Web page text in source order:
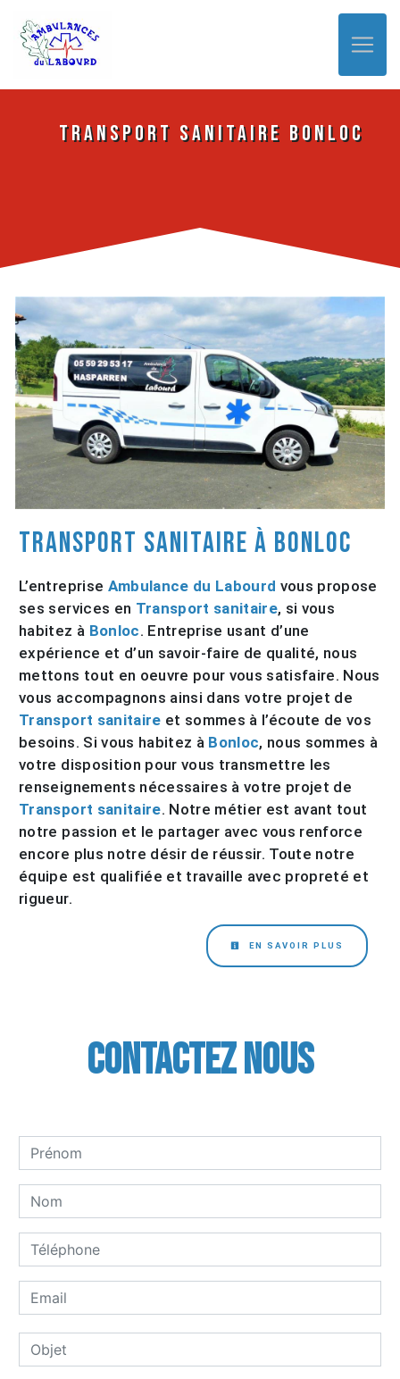
Transport sanitaire Bonloc
Transport sanitaire à Bonloc
L’entreprise Ambulance du Labourd vous propose
ses services en Transport sanitaire, si vous
habitez à Bonloc. Entreprise usant d’une
expérience et d’un savoir-faire de qualité, nous
mettons tout en oeuvre pour vous satisfaire. Nous
vous accompagnons ainsi dans votre projet de
Transport sanitaire et sommes à l’écoute de vos
besoins. Si vous habitez à Bonloc, nous sommes à
votre disposition pour vous transmettre les
renseignements nécessaires à votre projet de
Transport sanitaire. Notre métier est avant tout
notre passion et le partager avec vous renforce
encore plus notre désir de réussir. Toute notre
équipe est qualifiée et travaille avec propreté et
rigueur.
EN SAVOIR PLUS
Contactez nous